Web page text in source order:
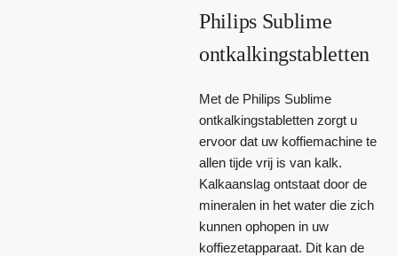
Philips Sublime
ontkalkingstabletten
Met de Philips Sublime
ontkalkingstabletten zorgt u
ervoor dat uw koffiemachine te
allen tijde vrij is van kalk.
Kalkaanslag ontstaat door de
mineralen in het water die zich
kunnen ophopen in uw
koffiezetapparaat. Dit kan de